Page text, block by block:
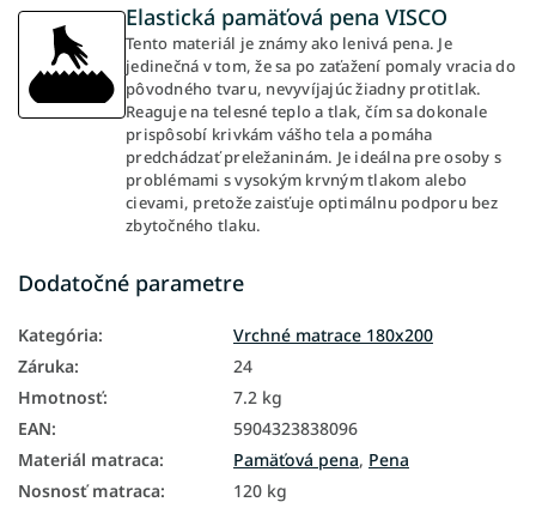
Elastická pamäťová pena VISCO
Tento materiál je známy ako lenivá pena. Je
jedinečná v tom, že sa po zaťažení pomaly vracia do
pôvodného tvaru, nevyvíjajúc žiadny protitlak.
Reaguje na telesné teplo a tlak, čím sa dokonale
prispôsobí krivkám vášho tela a pomáha
predchádzať preležaninám. Je ideálna pre osoby s
problémami s vysokým krvným tlakom alebo
cievami, pretože zaisťuje optimálnu podporu bez
zbytočného tlaku.
Dodatočné parametre
Kategória:
Vrchné matrace 180x200
Záruka:
24
Hmotnosť:
7.2 kg
EAN:
5904323838096
Materiál matraca: Pamäťová pena, Pena
Nosnosť matraca:
120 kg